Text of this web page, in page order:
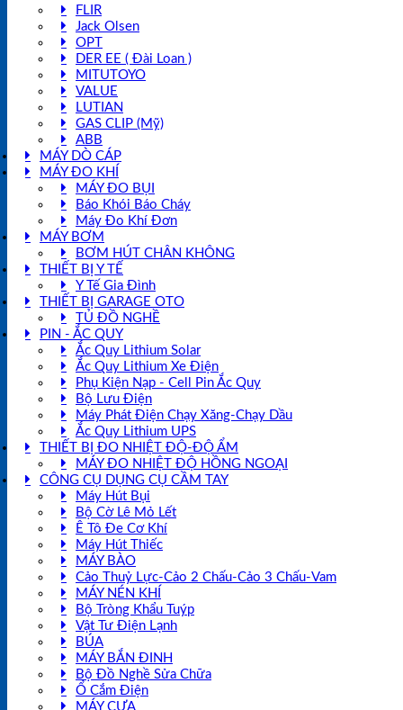
FLIR
Jack Olsen
OPT
DER EE ( Đài Loan )
MITUTOYO
VALUE
LUTIAN
GAS CLIP (Mỹ)
ABB
MÁY DÒ CÁP
MÁY ĐO KHÍ
MÁY ĐO BỤI
Báo Khói Báo Cháy
Máy Đo Khí Đơn
MÁY BƠM
BƠM HÚT CHÂN KHÔNG
THIẾT BỊ Y TẾ
Y Tế Gia Đình
THIẾT BỊ GARAGE OTO
TỦ ĐỒ NGHỀ
PIN - ẮC QUY
Ắc Quy Lithium Solar
Ắc Quy Lithium Xe Điện
Phụ Kiện Nạp - Cell Pin Ắc Quy
Bộ Lưu Điện
Máy Phát Điện Chạy Xăng-Chạy Dầu
Ắc Quy Lithium UPS
THIẾT BỊ ĐO NHIỆT ĐỘ-ĐỘ ẨM
MÁY ĐO NHIỆT ĐỘ HỒNG NGOẠI
CÔNG CỤ DỤNG CỤ CẦM TAY
Máy Hút Bụi
Bộ Cờ Lê Mỏ Lết
Ê Tô Đe Cơ Khí
Máy Hút Thiếc
MÁY BÀO
Cảo Thuỷ Lực-Cảo 2 Chấu-Cảo 3 Chấu-Vam
MÁY NÉN KHÍ
Bộ Tròng Khẩu Tuýp
Vật Tư Điện Lạnh
BÚA
MÁY BẮN ĐINH
Bộ Đồ Nghề Sửa Chữa
Ổ Cắm Điện
MÁY CƯA